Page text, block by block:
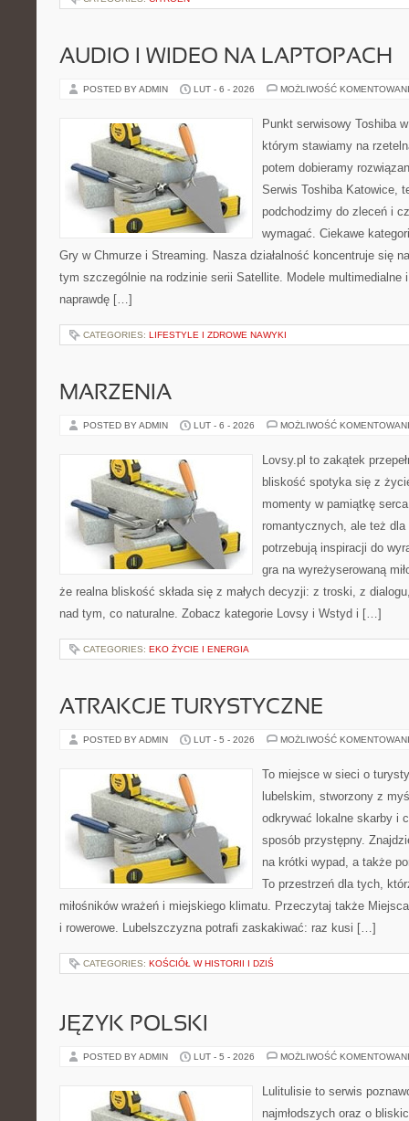
AUDIO I WIDEO NA LAPTOPACH
POSTED BY ADMIN LUT - 6 - 2026 MOŻLIWOŚĆ
Punkt serwisowy Toshiba
którym stawiamy na
potem dobieramy
Serwis Toshiba Katowice,
podchodzimy do zleceń i
wymagać. Ciekawe
Gry w Chmurze i Streaming. Nasza działalność koncentruje się
tym szczególnie na rodzinie serii Satellite. Modele multimedialne
naprawdę […]
CATEGORIES: LIFESTYLE I ZDROWE NAWYKI
MARZENIA
POSTED BY ADMIN LUT - 6 - 2026 MOŻLIWOŚĆ
Lovsy.pl to zakątek
bliskość spotyka się z
momenty w pamiątkę
romantycznych, ale też
potrzebują inspiracji do
gra na wyreżyserowaną
że realna bliskość składa się z małych decyzji: z troski, z
nad tym, co naturalne. Zobacz kategorie Lovsy i Wstyd i […]
CATEGORIES: EKO ŻYCIE I ENERGIA
ATRAKCJE TURYSTYCZNE
POSTED BY ADMIN LUT - 5 - 2026 MOŻLIWOŚĆ
To miejsce w sieci o
lubelskim, stworzony z
odkrywać lokalne skarby i
sposób przystępny.
na krótki wypad, a także
To przestrzeń dla tych,
miłośników wrażeń i miejskiego klimatu. Przeczytaj także
i rowerowe. Lubelszczyzna potrafi zaskakiwać: raz kusi […]
CATEGORIES: KOŚCIÓŁ W HISTORII I DZIŚ
JĘZYK POLSKI
POSTED BY ADMIN LUT - 5 - 2026 MOŻLIWOŚĆ
Lulitulisie to serwis
najmłodszych oraz o